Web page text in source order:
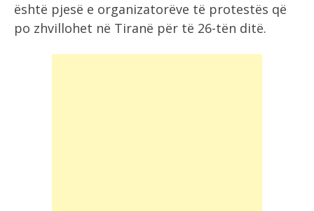
është pjesë e organizatorëve të protestës që
po zhvillohet në Tiranë për të 26-tën ditë.